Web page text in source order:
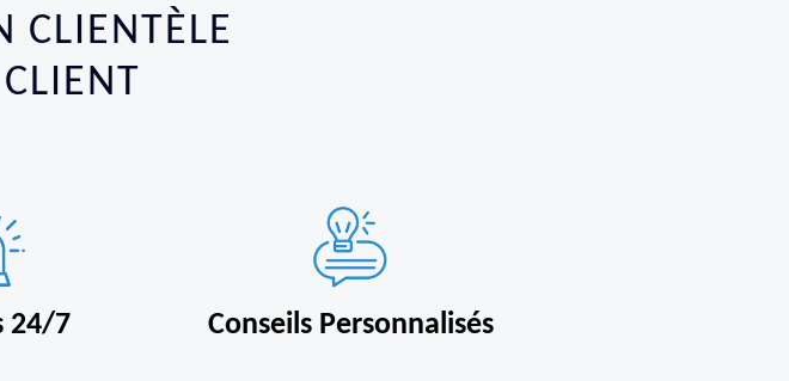
CLIENTÈLE
24/7 Conseils Personnalisés